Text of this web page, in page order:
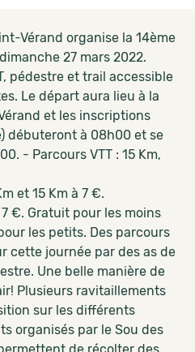
Vérand organise la 14ème
27 mars 2022.
pédestre et trail accessible
Le départ aura lieu à la
et les inscriptions
débuteront à 08h00 et se
- Parcours VTT : 15 Km,
et 15 Km à 7 €.
€. Gratuit pour les moins
les petits. Des parcours
cette journée par des as de
Une belle manière de
Plusieurs ravitaillements
sur les différents
organisés par le Sou des